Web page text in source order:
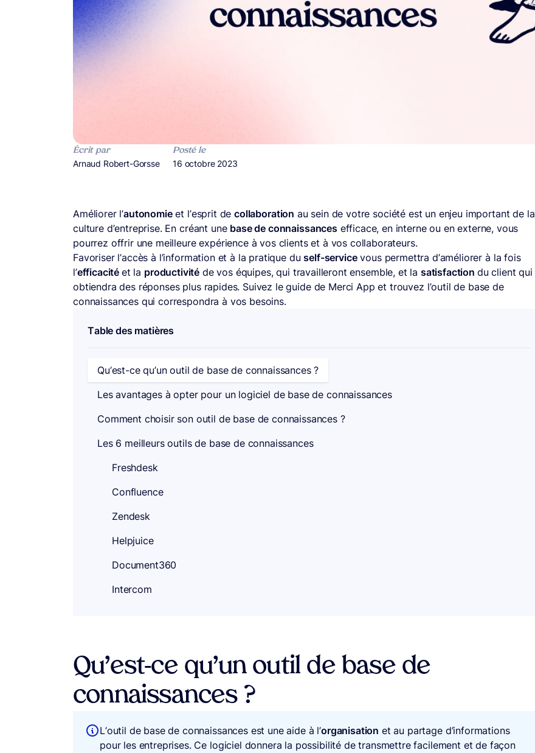
Écrit par
Publié par
Arnaud Robert-Gorsse
Posté le
Publié le
16 octobre 2023
Améliorer l’autonomieet l’esprit decollaboration au sein de votre société est un enjeu important de la
culture d’entreprise. En créant une base de connaissancesefficace, en interne ou en externe, vous
pourrez offrir une meilleure expérience à vos clients et à vos collaborateurs.
Favoriser l’accès à l’information et à la pratique duself-servicevous permettra d’améliorer à la fois
l’efficacité et la productivité de vos équipes, qui travailleront ensemble, et la satisfaction du client qui
obtiendra des réponses plus rapides. Suivez le guide de Merci App et trouvez l’outil de base de
connaissances qui correspondra à vos besoins.
Table des matières
Qu’est-ce qu’un outil de base de connaissances ?
Les avantages à opter pour un logiciel de base de connaissances
Comment choisir son outil de base de connaissances ?
Les 6 meilleurs outils de base de connaissances
Freshdesk
Confluence
Zendesk
Helpjuice
Document360
Intercom
Qu’est-ce qu’un outil de base de
connaissances ?
L’outil de base de connaissances est une aide à l’organisation et au partage d’informations
pour les entreprises. Ce logiciel donnera la possibilité de transmettre facilement et de façon